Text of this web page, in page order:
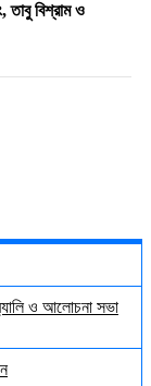
তাবু বিশ্রাম ও
ও আলোচনা সভা